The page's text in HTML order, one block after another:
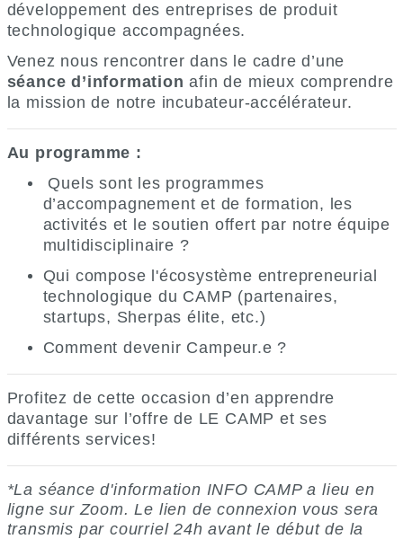
développement des entreprises de produit
technologique accompagnées.
Venez nous rencontrer dans le cadre d’une
séance d’information afin de mieux comprendre
la mission de notre incubateur-accélérateur.
Au programme :
Quels sont les programmes
d’accompagnement et de formation, les
activités et le soutien offert par notre équipe
multidisciplinaire ?
Qui compose l'écosystème entrepreneurial
technologique du CAMP (partenaires,
startups, Sherpas élite, etc.)
Comment devenir Campeur.e ?
Profitez de cette occasion d’en apprendre
davantage sur l’offre de LE CAMP et ses
différents services!
*La séance d'information INFO CAMP a lieu en
ligne sur Zoom. Le lien de connexion vous sera
transmis par courriel 24h avant le début de la